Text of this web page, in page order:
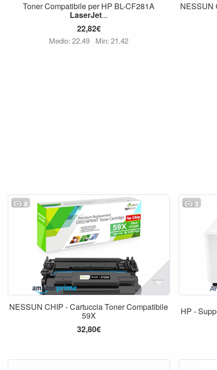
Toner Compatibile per HP BL-CF281A
LaserJet...
22,82€
Medio: 22,49 Min: 21,42
NESSUN
8
NESSUN CHIP - Cartuccia Toner Compatibile
59X
32,80€
2
HP -